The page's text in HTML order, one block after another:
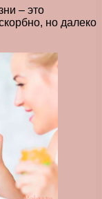
– это
но далеко